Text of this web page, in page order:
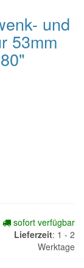
und
53mm
sofort verfügbar
Lieferzeit: 1 - 2
Werktage